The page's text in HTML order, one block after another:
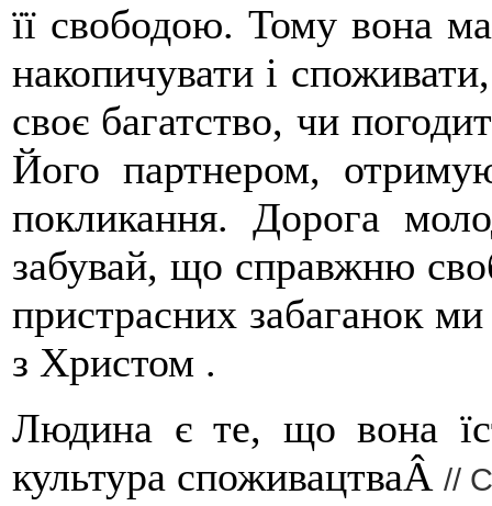
її свободою. Тому вона
накопичувати і
своє багатство, чи
Його партнером,
покликання. Дорога
забувай, що справжню
пристрасних забаганок
з Христом .
Людина є те, що вона
культура споживацтваÂ //